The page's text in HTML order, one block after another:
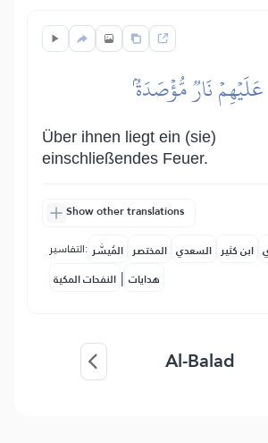
عَلَيۡهِمۡ نَارٞ مُّؤۡصَدَةُۢ
Über ihnen liegt ein (sie)
einschließendes Feuer.
Show other translations
التفاسير: المُيسَّر المختصر السعدي ابن كثير
النفحات المكية | هدايات
Al-Balad